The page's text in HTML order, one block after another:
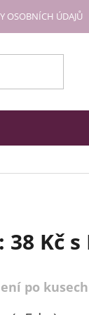
OSOBNÍCH ÚDAJŮ
38 Kč s
po